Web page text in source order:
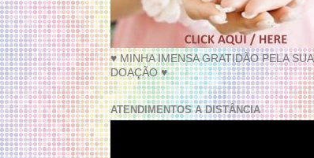
♥ MINHA IMENSA GRATIDÃO PELA SUA
DOAÇÃO ♥
ATENDIMENTOS A DISTÂNCIA